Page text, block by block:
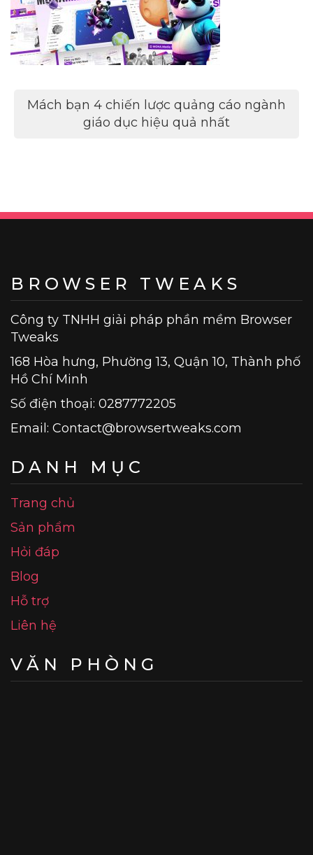
Điều
hướng
Mách bạn 4 chiến lược quảng cáo ngành
giáo dục hiệu quả nhất
BROWSER TWEAKS
Công ty TNHH giải pháp phần mềm Browser
Tweaks
168 Hòa hưng, Phường 13, Quận 10, Thành phố
Hồ Chí Minh
Số điện thoại: 0287772205
Email: Contact@browsertweaks.com
DANH MỤC
Trang chủ
Sản phẩm
Hỏi đáp
Blog
Hỗ trợ
Liên hệ
VĂN PHÒNG